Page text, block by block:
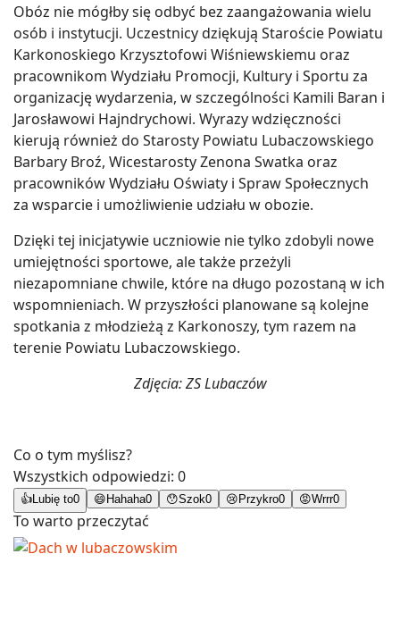
Obóz nie mógłby się odbyć bez zaangażowania wielu
osób i instytucji. Uczestnicy dziękują Staroście Powiatu
Karkonoskiego Krzysztofowi Wiśniewskiemu oraz
pracownikom Wydziału Promocji, Kultury i Sportu za
organizację wydarzenia, w szczególności Kamili Baran i
Jarosławowi Hajndrychowi. Wyrazy wdzięczności
kierują również do Starosty Powiatu Lubaczowskiego
Barbary Broź, Wicestarosty Zenona Swatka oraz
pracowników Wydziału Oświaty i Spraw Społecznych
za wsparcie i umożliwienie udziału w obozie.
Dzięki tej inicjatywie uczniowie nie tylko zdobyli nowe
umiejętności sportowe, ale także przeżyli
niezapomniane chwile, które na długo pozostaną w ich
wspomnieniach. W przyszłości planowane są kolejne
spotkania z młodzieżą z Karkonoszy, tym razem na
terenie Powiatu Lubaczowskiego.
Zdjęcia: ZS Lubaczów
Co o tym myślisz?
Wszystkich odpowiedzi: 0
👍 Lubię to0 😄 Hahaha0 😯Szok0 😢 Przykro0 😡Wrrr0
To warto przeczytać